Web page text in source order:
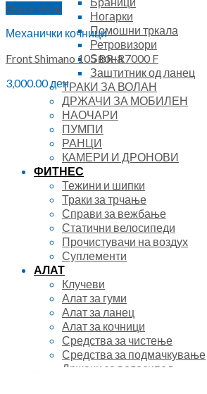
Ногарки
Помошни тркала
Ретровизори
Ѕвона
Заштитник од ланец
ТРАКИ ЗА ВОЛАН
ДРЖАЧИ ЗА МОБИЛЕН
НАОЧАРИ
ПУМПИ
РАНЦИ
КАМЕРИ И ДРОНОВИ
ФИТНЕС
Тежини и шипки
Траки за трчање
Справи за вежбање
Статични велосипеди
Прочистувачи на воздух
Суплементи
АЛАТ
Клучеви
Алат за гуми
Алат за ланец
Алат за кочници
Средства за чистење
Средства за подмачкување
Држачи за велосипед
Quick View
Механички кочници
Front Shimano 105 BR-R7000 F
3,000.00ден